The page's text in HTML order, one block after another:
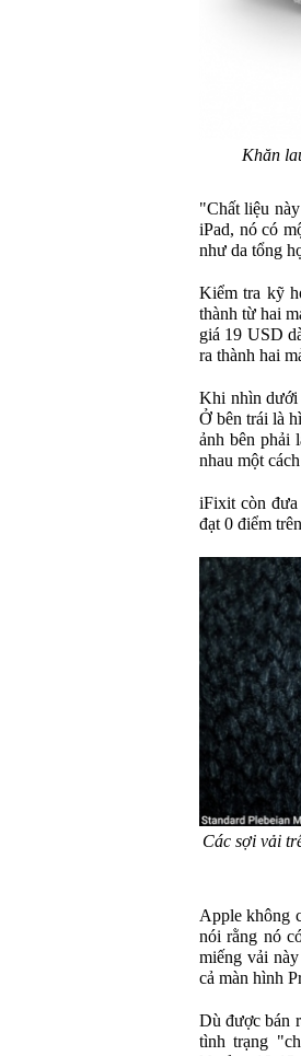
Khăn
"Chất liệu
iPad, nó có
như da tổng
Kiểm tra kỹ
thành từ hai
giá 19 USD
ra thành hai
Khi nhìn dưới
Ở bên trái là
ảnh bên phải
nhau một
iFixit còn đưa
đạt 0 điểm
Các sợi vải
Apple không
nói rằng nó
miếng vải
cả màn hình
Dù được bán
tình trạng